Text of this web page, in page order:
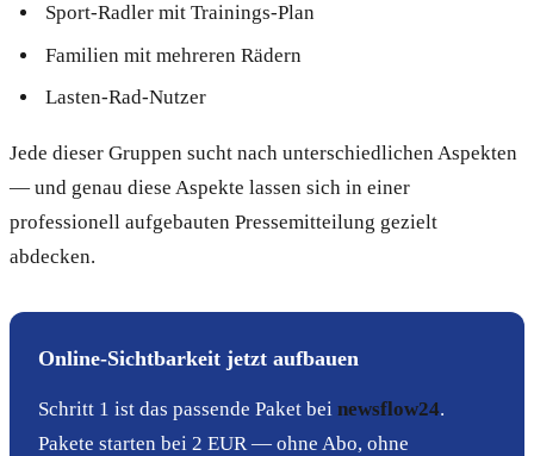
Sport-Radler mit Trainings-Plan
Familien mit mehreren Rädern
Lasten-Rad-Nutzer
Jede dieser Gruppen sucht nach unterschiedlichen Aspekten
— und genau diese Aspekte lassen sich in einer
professionell aufgebauten Pressemitteilung gezielt
abdecken.
Online-Sichtbarkeit jetzt aufbauen
Schritt 1 ist das passende Paket bei newsflow24.
Pakete starten bei 2 EUR — ohne Abo, ohne